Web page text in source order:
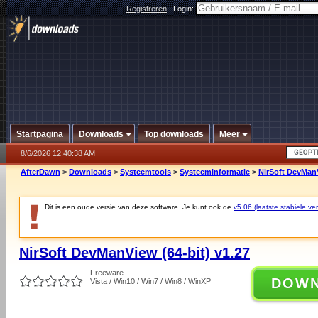
Registreren|Login:
Startpagina Downloads Top downloads Meer
8/6/2026 12:40:38 AM
AfterDawn > Downloads > Systeemtools > Systeeminformatie > NirSoft
Dit is een oude versie van deze software. Je kunt ook de v5.06 (laatste stabiele
NirSoft DevManView (64-bit) v1.27
Freeware
Vista / Win10 / Win7 / Win8 / WinXP